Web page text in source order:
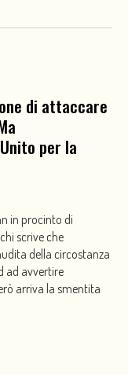
di attaccare
per la
in procinto di
scrive che
della circostanza
ad avvertire
arriva la smentita